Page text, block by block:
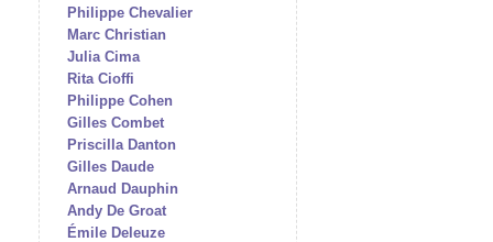
Philippe Chevalier
Marc Christian
Julia Cima
Rita Cioffi
Philippe Cohen
Gilles Combet
Priscilla Danton
Gilles Daude
Arnaud Dauphin
Andy De Groat
Émile Deleuze